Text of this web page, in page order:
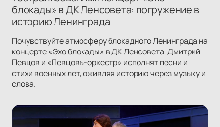
блокады» в ДК Ленсовета: погружение в
историю Ленинграда
Почувствуйте атмосферу блокадного Ленинграда на
концерте «Эхо блокады» в ДК Ленсовета. Дмитрий
Певцов и «Певцовъ-оркестр» исполнят песни и
стихи военных лет, оживляя историю через музыку и
слова.